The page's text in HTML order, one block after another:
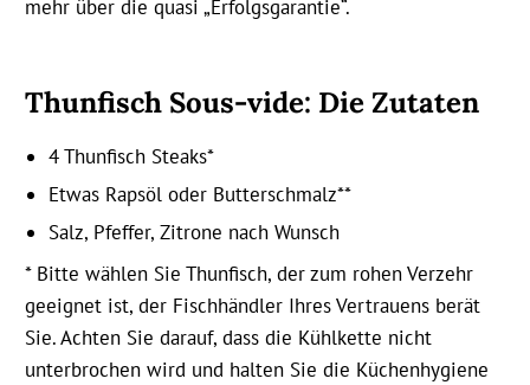
mehr über die quasi „Erfolgsgarantie“.
Thunfisch Sous-vide: Die Zutaten
4 Thunfisch Steaks*
Etwas Rapsöl oder Butterschmalz**
Salz, Pfeffer, Zitrone nach Wunsch
* Bitte wählen Sie Thunfisch, der zum rohen Verzehr
geeignet ist, der Fischhändler Ihres Vertrauens berät
Sie. Achten Sie darauf, dass die Kühlkette nicht
unterbrochen wird und halten Sie die Küchenhygiene